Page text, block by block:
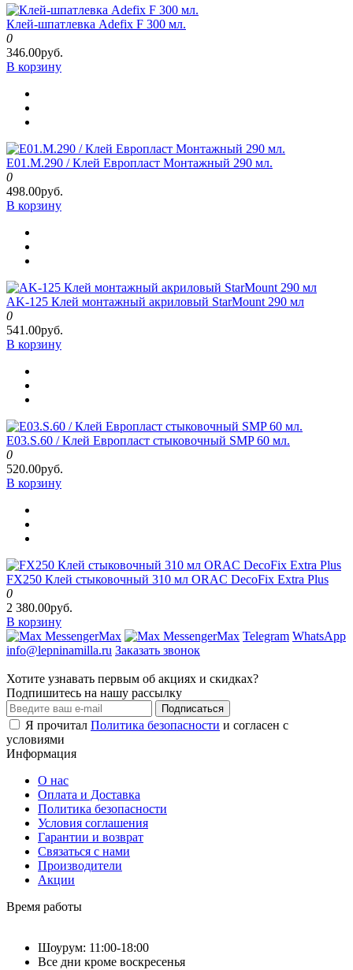
Клей-шпатлевка Adefix F 300 мл.
0
346.00руб.
В корзину
E01.M.290 / Клей Европласт Монтажный 290 мл.
0
498.00руб.
В корзину
AK-125 Клей монтажный акриловый StarMount 290 мл
0
541.00руб.
В корзину
E03.S.60 / Клей Европласт стыковочный SMP 60 мл.
0
520.00руб.
В корзину
FX250 Клей стыковочный 310 мл ORAC DecoFix Extra Plus
0
2 380.00руб.
В корзину
Max
Max Telegram WhatsApp
info@lepninamilla.ru Заказать звонок
Хотите узнавать первым об акциях и скидках?
Подпишитесь на нашу рассылку
Подписаться
Я прочитал Политика безопасности и согласен с
условиями
Информация
О нас
Оплата и Доставка
Политика безопасности
Условия соглашения
Гарантии и возврат
Связаться с нами
Производители
Акции
Время работы
Шоурум: 11:00-18:00
Все дни кроме воскресенья